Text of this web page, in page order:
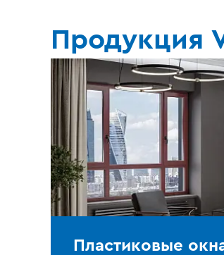
Продукция
Пластиковые